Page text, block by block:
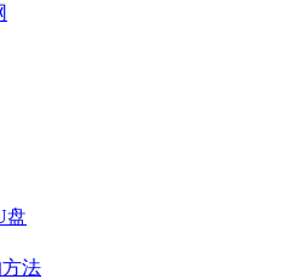
盘
法